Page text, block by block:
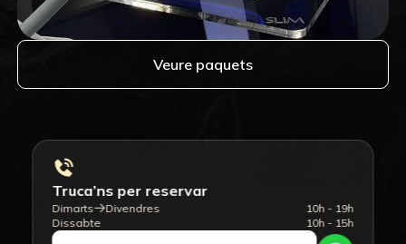
Veure paquets
Truca’ns per reservar
10h - 19h
Dimarts
Divendres
10h - 15h
Dissabte